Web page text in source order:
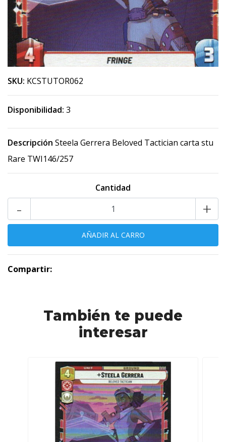
SKU: KCSTUTOR062
Disponibilidad: 3
Descripción Steela Gerrera Beloved Tactician carta stu
Rare TWI146/257
Cantidad
+
-
Compartir:
También te puede
interesar